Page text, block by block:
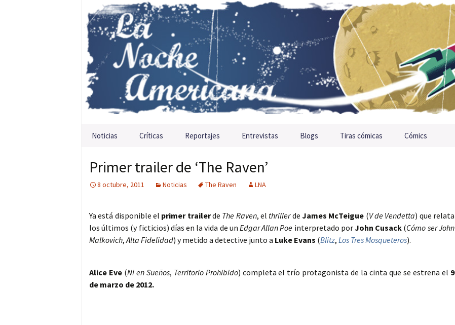
Saltar al contenido
Noticias Críticas Reportajes Entrevistas Blogs Tiras cómicas Cómics
Primer trailer de ‘The Raven’
8 octubre, 2011 Noticias The Raven LNA
Ya está disponible el primer trailerde The Raven, el thrillerde James McTeigue (V de Vendetta) que relata
los últimos (y ficticios) días en la vida de unEdgar Allan Poe interpretado porJohn Cusack (Cómo ser John
Malkovich,Alta Fidelidad) y metido a detective junto a Luke Evans (Blitz, Los Tres Mosqueteros).
Alice Eve(Ni en Sueños, Territorio Prohibido) completa el trío protagonista de la cinta que se estrena el 9
de marzo de 2012.